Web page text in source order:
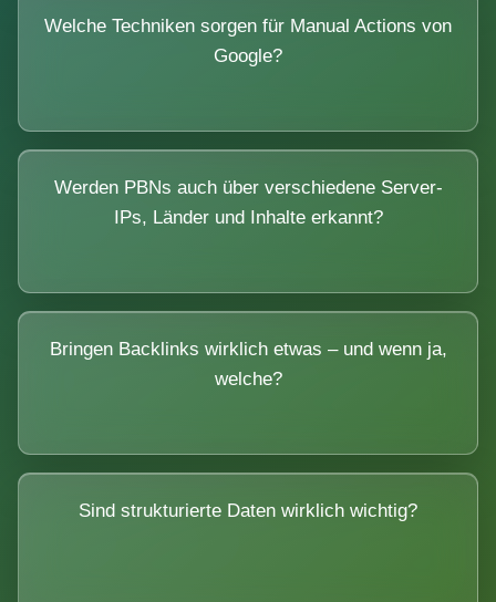
Welche Techniken sorgen für Manual Actions von
Google?
Werden PBNs auch über verschiedene Server-
IPs, Länder und Inhalte erkannt?
Bringen Backlinks wirklich etwas – und wenn ja,
welche?
Sind strukturierte Daten wirklich wichtig?